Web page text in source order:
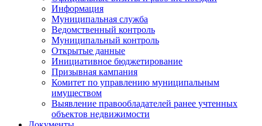
Информация
Муниципальная служба
Ведомственный контроль
Муниципальный контроль
Открытые данные
Инициативное бюджетирование
Призывная кампания
Комитет по управлению муниципальным
имуществом
Выявление правообладателей ранее учтенных
объектов недвижимости